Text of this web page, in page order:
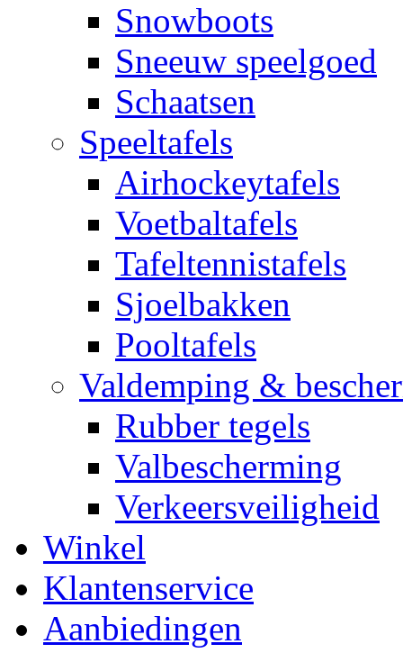
Snowboots
Sneeuw speelgoed
Schaatsen
Speeltafels
Airhockeytafels
Voetbaltafels
Tafeltennistafels
Sjoelbakken
Pooltafels
Valdemping &
Rubber tegels
Valbescherming
Verkeersveiligheid
Winkel
Klantenservice
Aanbiedingen